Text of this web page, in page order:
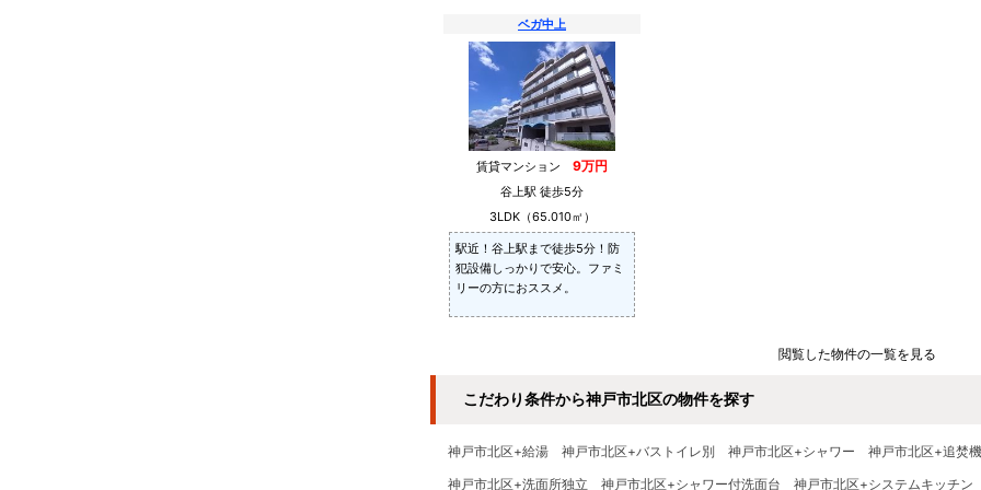
ベガ中上
賃貸マンション 9万円
谷上駅 徒歩5分
3LDK（65.010㎡）
駅近！谷上駅まで徒歩5分！防
犯設備しっかりで安心。ファミ
リーの方におススメ。
閲覧した物件の一覧を見る
こだわり条件から神戸市北区の物件を探す
神戸市北区+給湯 神戸市北区+バストイレ別 神戸市北区+シャワー
神戸市北区+追焚
神戸市北区+洗面所独立
神戸市北区+シャワー付洗面台 神戸市北区+システムキッチン